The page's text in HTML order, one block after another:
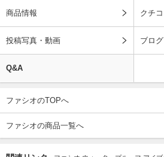
商品情報 クチコ
投稿写真・動画 ブログ
Q&A
ファシオのTOPへ
ファシオの商品一覧へ